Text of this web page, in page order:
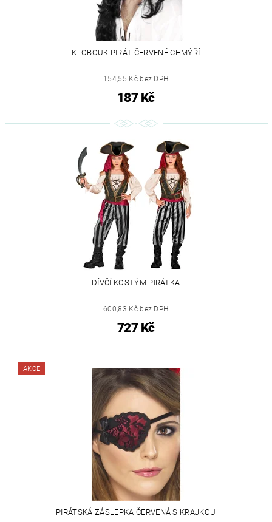
KLOBOUK PIRÁT ČERVENÉ CHMÝŘÍ
154,55 Kč bez DPH
187 Kč
DÍVČÍ KOSTÝM PIRÁTKA
600,83 Kč bez DPH
727 Kč
AKCE
PIRÁTSKÁ ZÁSLEPKA ČERVENÁ S KRAJKOU